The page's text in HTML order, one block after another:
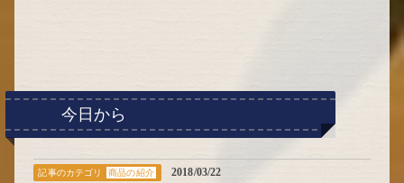
今日から
記事のカテゴリ 商品の紹介 2018/03/22